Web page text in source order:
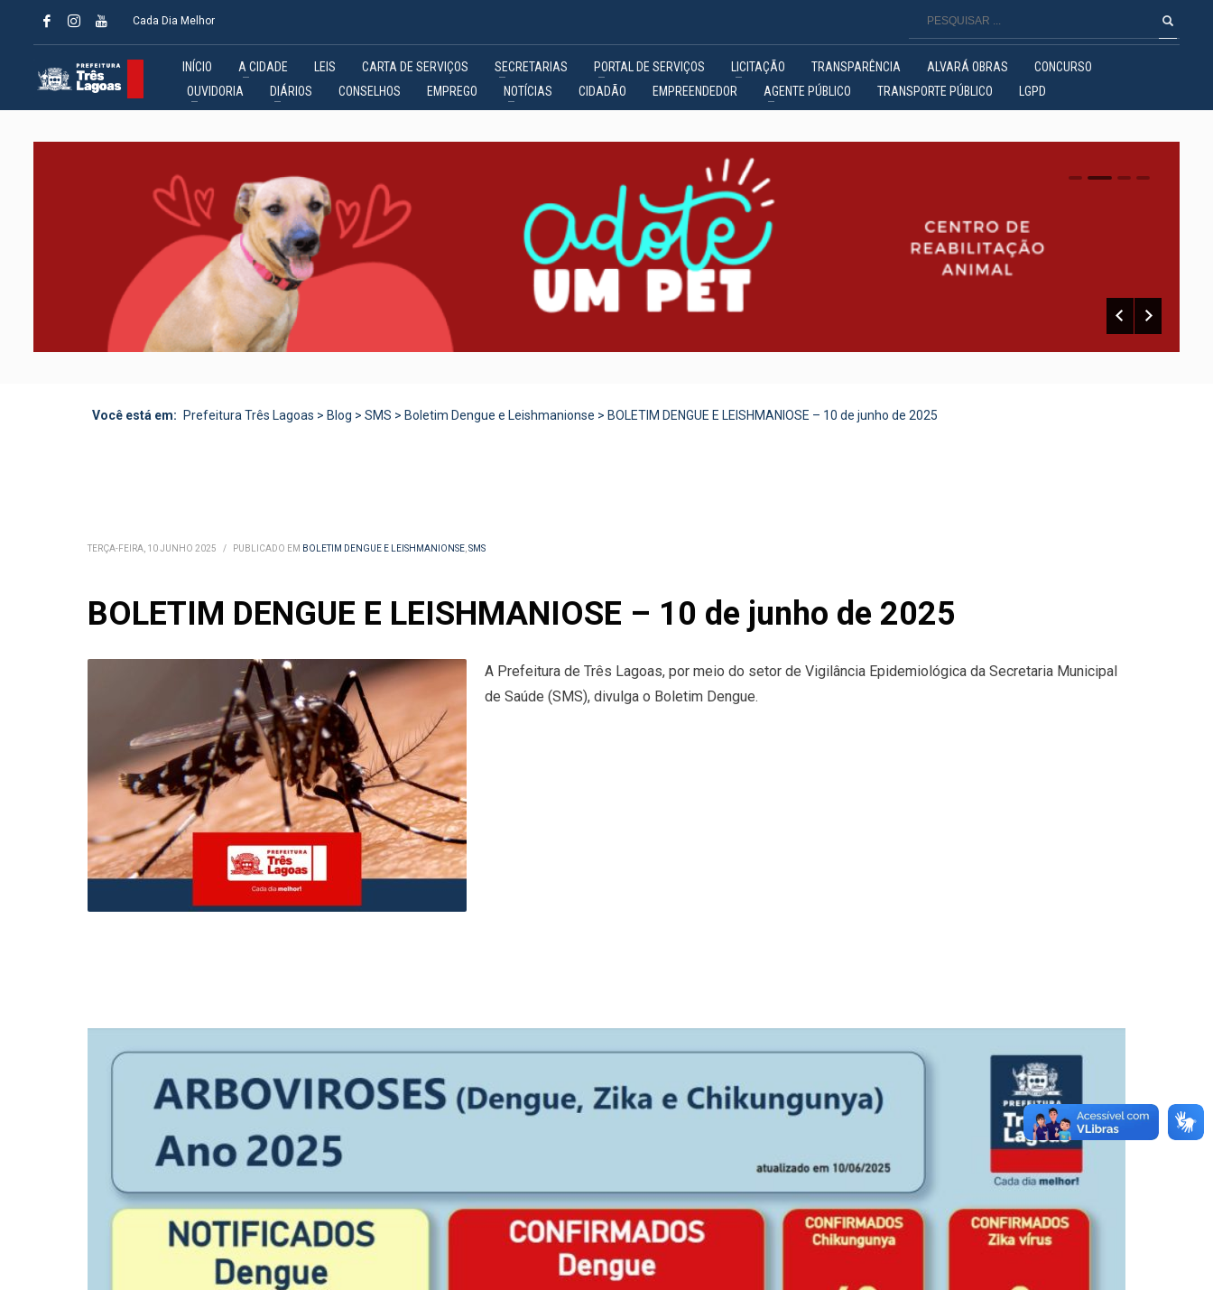
Cada Dia Melhor
INÍCIO A CIDADE LEIS CARTA DE SERVIÇOS SECRETARIAS PORTAL DE SERVIÇOS LICITAÇÃO TRANSPARÊNCIA ALVARÁ OBRAS
CONCURSO
OUVIDORIA
DIÁRIOS CONSELHOS EMPREGO NOTÍCIAS CIDADÃO EMPREENDEDOR AGENTE PÚBLICO TRANSPORTE PÚBLICO LGPD
0 1 2
Você está em: Prefeitura Três Lagoas > Blog > SMS > Boletim Dengue e Leishmanionse > BOLETIM DENGUE E LEISHMANIOSE – 10 de junho de 2025
TERÇA-FEIRA, 10 JUNHO 2025 / PUBLICADO EM BOLETIM DENGUE E LEISHMANIONSE,SMS
BOLETIM DENGUE E LEISHMANIOSE – 10 de junho de 2025
A Prefeitura de Três Lagoas, por meio do setor de Vigilância Epidemiológica da Secretaria Municipal
de Saúde (SMS), divulga o Boletim Dengue.